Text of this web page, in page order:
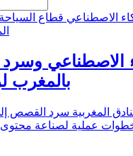
الاصطناعي قطاع
الاصطناعي
بالمغرب
المغربية سرد القصص
عملية لصناعة محتوى